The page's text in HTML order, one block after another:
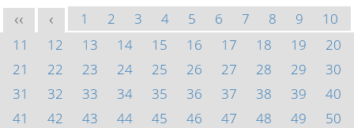
<< < 1 2 3 4 5 6 7 8 9
10
11
12 13 14 15 16 17 18 19
20
21
22 23 24 25 26 27 28 29
30
31
32 33 34 35 36 37 38 39
40
41
42 43 44 45 46 47 48 49
50